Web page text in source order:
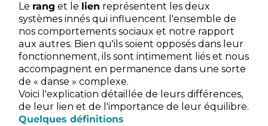
Le rang et le lien représentent les deux
systèmes innés qui influencent l'ensemble de
nos comportements sociaux et notre rapport
aux autres. Bien qu'ils soient opposés dans leur
fonctionnement, ils sont intimement liés et nous
accompagnent en permanence dans une sorte
de « danse » complexe.
Voici l'explication détaillée de leurs différences,
de leur lien et de l'importance de leur équilibre.
Quelques définitions